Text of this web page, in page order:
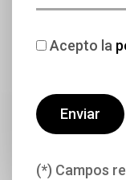
Acepto la
(*) Campos